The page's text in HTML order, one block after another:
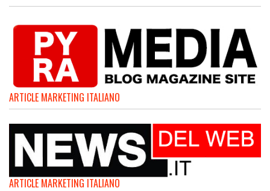
ARTICLE MARKETING ITALIANO
ARTICLE MARKETING ITALIANO